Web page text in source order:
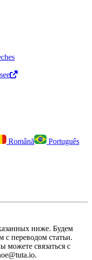
Română
Português
ниже. Будем
с переводом статьи.
можете связаться с